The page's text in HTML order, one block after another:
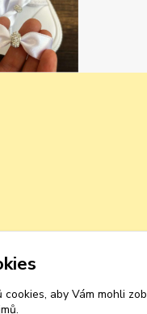
cookies, aby Vám mohli